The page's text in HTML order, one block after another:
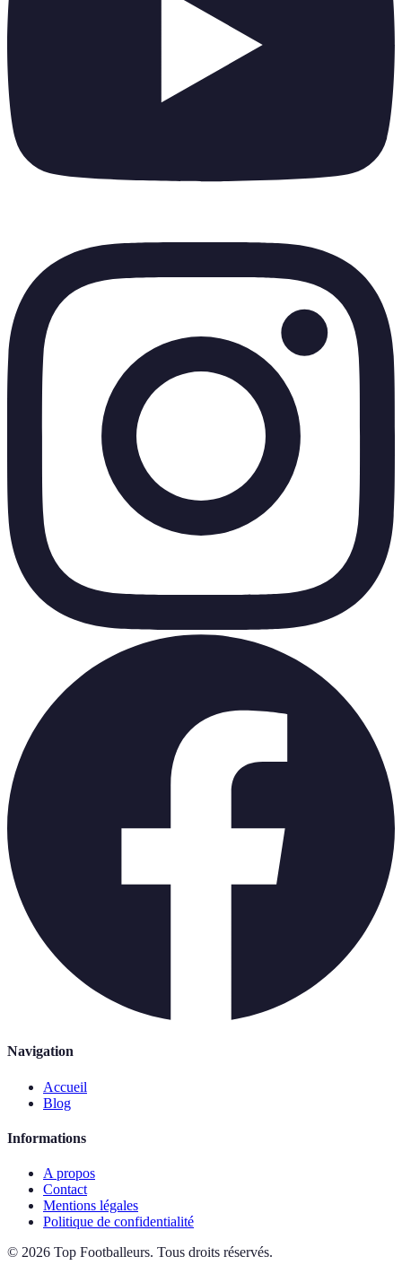
Navigation
Accueil
Blog
Informations
A propos
Contact
Mentions légales
Politique de confidentialité
© 2026 Top Footballeurs. Tous droits réservés.